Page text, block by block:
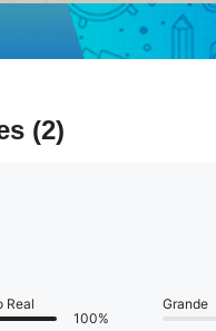
(2)
Real
100%
Grande